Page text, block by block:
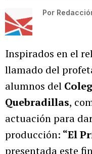
Por
Inspirados en el
llamado del
alumnos del
Quebradillas,
actuación para
producción: “El
presentada este